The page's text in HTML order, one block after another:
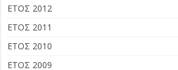
ΕΤΟΣ 2012
ΕΤΟΣ 2011
ΕΤΟΣ 2010
ΕΤΟΣ 2009